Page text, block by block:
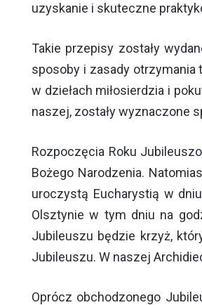
uzyskanie i skuteczne
Takie przepisy zostały
sposoby i zasady
w dziełach miłosierdzia i
naszej, zostały wyznaczone
Rozpoczęcia Roku
Bożego Narodzenia.
uroczystą Eucharystią w
Olsztynie w tym dniu na
Jubileuszu będzie krzyż,
Jubileuszu. W naszej
Oprócz obchodzonego